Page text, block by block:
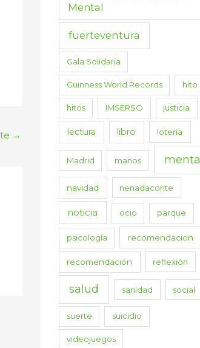
→
Mental
fuerteventura
Gala Solidaria
Guinness World Records hito
hitos IMSERSO justicia
lectura libro lotería
Madrid manos mental
navidad nenadaconte
noticia ocio parque
psicología recomendacion
recomendación reflexión
salud sanidad social
suerte suicidio
videojuegos